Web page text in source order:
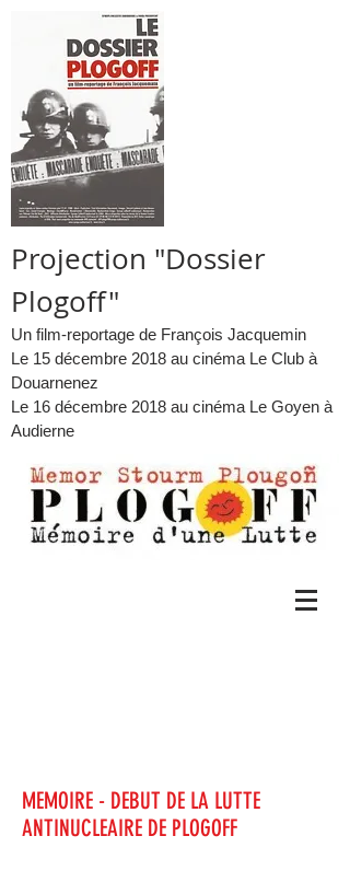
Projection "Dossier
Plogoff"
Un film-reportage de François Jacquemin
Le 15 décembre 2018 au cinéma Le Club à
Douarnenez
Le 16 décembre 2018 au cinéma Le Goyen à
Audierne
MEMOIRE - DEBUT DE LA LUTTE
ANTINUCLEAIRE DE PLOGOFF